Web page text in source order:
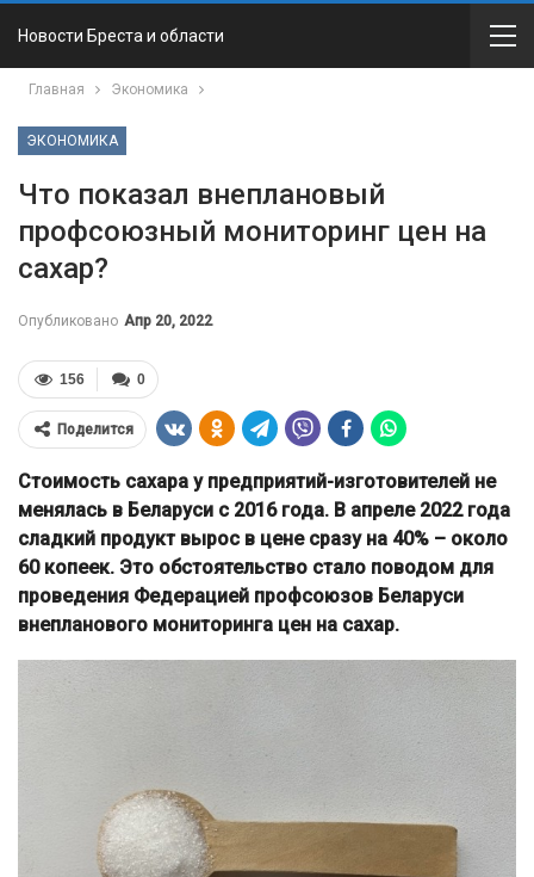
Новости Бреста и области
Главная Экономика
ЭКОНОМИКА
Что показал внеплановый
профсоюзный мониторинг цен на
сахар?
Опубликовано Апр 20, 2022
0
156
Поделится
Стоимость сахара у предприятий-изготовителей не
менялась в Беларуси с 2016 года. В апреле 2022 года
сладкий продукт вырос в цене сразу на 40% – около
60 копеек. Это обстоятельство стало поводом для
проведения Федерацией профсоюзов Беларуси
внепланового мониторинга цен на сахар.